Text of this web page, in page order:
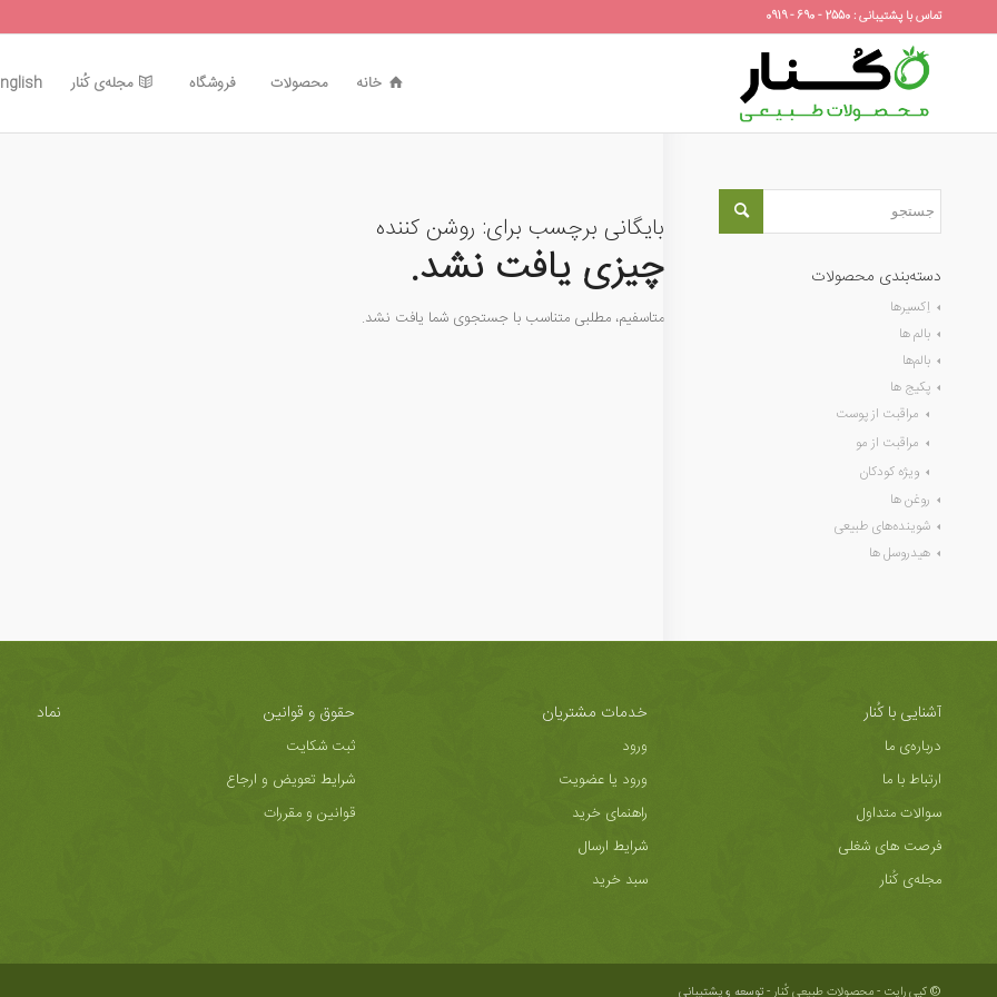
تماس با پشتیبانی : 2550 - 690 - 0919
خانه محصولات فروشگاه مجله‌ی کُنار
بایگانی برچسب برای: روشن کننده
چیزی یافت نشد.
متاسفیم، مطلبی متناسب با جستجوی شما یافت نشد.
دسته‌بندی محصولات
اِکسیرها
بالم ها
بالم‌ها
پکیج ها
مراقبت از پوست
مراقبت از مو
ویژه کودکان
روغن ها
شوینده‌های طبیعی
هیدروسل ها
آشنایی با کُنار
درباره‌ی ما
ارتباط با ما
سوالات متداول
فرصت های شغلی
مجله‌ی کُنار
خدمات مشتریان
ورود
ورود یا عضویت
راهنمای خرید
شرایط ارسال
سبد خرید
حقوق و قوانین
ثبت شکایت
شرایط تعویض و ارجاع
قوانین و مقررات
نماد
© کپی رایت - محصولات طبیعی کُنار -توسعه و پشتیبانی